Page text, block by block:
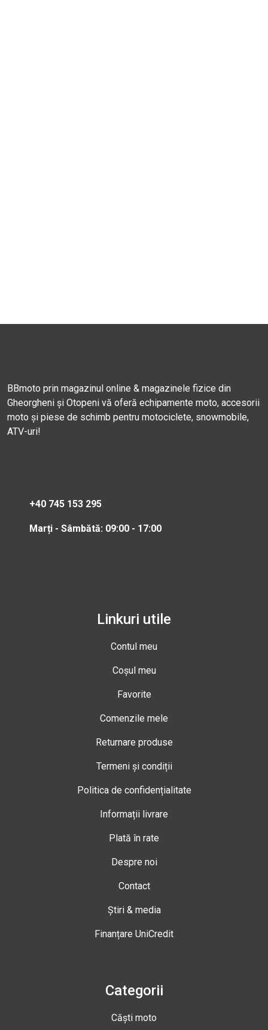
BBmoto prin magazinul online & magazinele fizice din
Gheorgheni și Otopeni vă oferă echipamente moto, accesorii
moto și piese de schimb pentru motociclete, snowmobile,
ATV-uri!
+40 745 153 295
Marți - Sâmbătă: 09:00 - 17:00
Linkuri utile
Contul meu
Coșul meu
Favorite
Comenzile mele
Returnare produse
Termeni și condiții
Politica de confidențialitate
Informații livrare
Plată în rate
Despre noi
Contact
Știri & media
Finanțare UniCredit
Categorii
Căști moto